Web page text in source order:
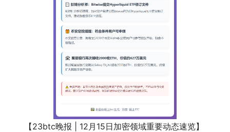
【23btc晚报 | 12月15日加密领域重要动态速览】